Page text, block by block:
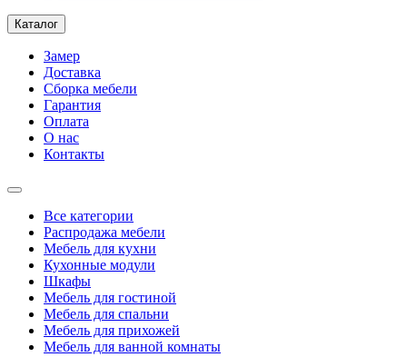
Каталог
Замер
Доставка
Сборка мебели
Гарантия
Оплата
О нас
Контакты
Все категории
Распродажа мебели
Мебель для кухни
Кухонные модули
Шкафы
Мебель для гостиной
Мебель для спальни
Мебель для прихожей
Мебель для ванной комнаты